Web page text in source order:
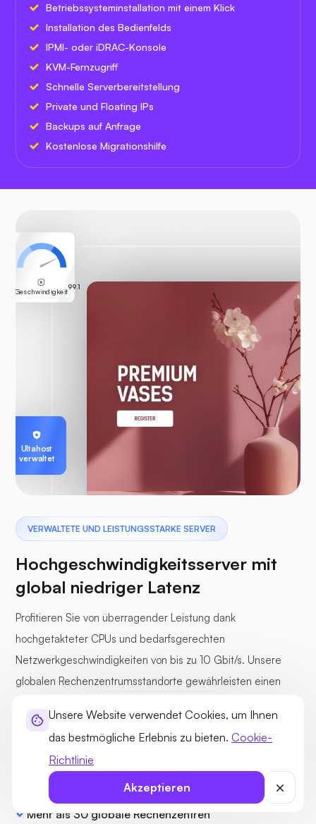
Unsere Website verwendet Cookies, um Ihnen
das bestmögliche Erlebnis zu bieten. Cookie-
Richtlinie
Akzeptieren
Betriebssysteminstallation mit einem Klick
Installation des Bedienfelds
IPMI- oder iDRAC-Konsole
KVM-Fernzugriff
Schnelle Serverbereitstellung
Private und Floating IPs
Backups auf Anfrage
Kostenlose Migrationshilfe
VERWALTETE UND LEISTUNGSSTARKE SERVER
Hochgeschwindigkeitsserver mit
global niedriger Latenz
Profitieren Sie von überragender Leistung dank
hochgetakteter CPUs und bedarfsgerechten
Netzwerkgeschwindigkeiten von bis zu 10 Gbit/s. Unsere
globalen Rechenzentrumsstandorte gewährleisten einen
schnellen und zuverlässigen Zugriff weltweit.
Mehr als 30 globale Rechenzentren
Geschwindigkeit
99.1
Ultahost
verwaltet